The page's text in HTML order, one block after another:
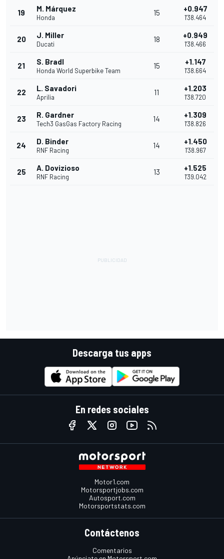
19 M. Márquez
Honda
15 +0.947
1'38.464
20 J. Miller
Ducati
18 +0.949
1'38.466
21 S. Bradl
Honda World Superbike Team
15 +1.147
1'38.664
22 L. Savadori
Aprilia
11 +1.203
1'38.720
23 R. Gardner
Tech3 GasGas Factory Racing
14 +1.309
1'38.826
24 D. Binder
RNF Racing
14 +1.450
1'38.967
25 A. Dovizioso
RNF Racing
13 +1.525
1'39.042
Descarga tus apps
En redes sociales
Motor1.com
Motorsportjobs.com
Autosport.com
Motorsportstats.com
Contáctenos
Comentarios